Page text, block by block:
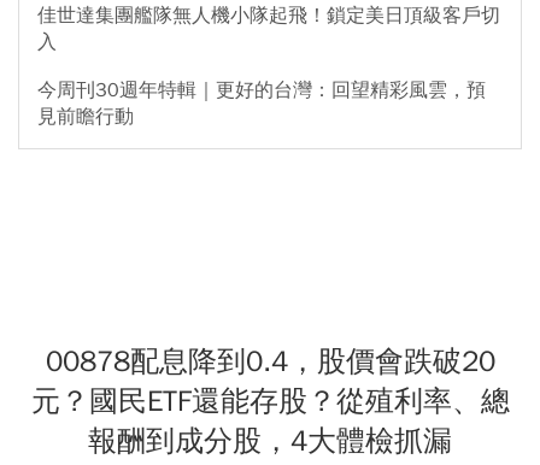
佳世達集團艦隊無人機小隊起飛！鎖定美日頂級客戶切
入
今周刊30週年特輯｜更好的台灣：回望精彩風雲，預
見前瞻行動
00878配息降到0.4，股價會跌破20
元？國民ETF還能存股？從殖利率、總
報酬到成分股，4大體檢抓漏